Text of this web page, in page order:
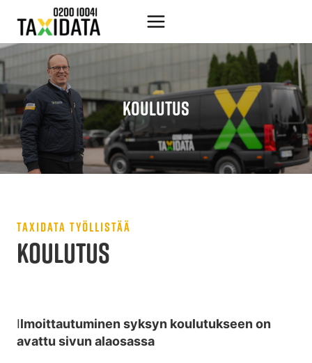
sisältöön
KOULUTUS
TAXIDATA TYÖLLISTÄÄ
KOULUTUS
Ilmoittautuminen syksyn koulutukseen on
avattu sivun alaosassa